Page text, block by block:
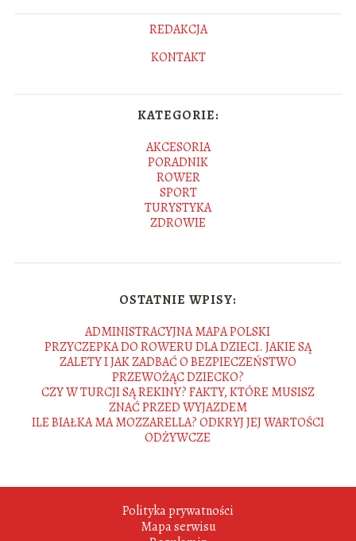
REDAKCJA
KONTAKT
KATEGORIE:
AKCESORIA
PORADNIK
ROWER
SPORT
TURYSTYKA
ZDROWIE
OSTATNIE WPISY:
ADMINISTRACYJNA MAPA POLSKI
PRZYCZEPKA DO ROWERU DLA DZIECI. JAKIE SĄ
ZALETY I JAK ZADBAĆ O BEZPIECZEŃSTWO
PRZEWOŻĄC DZIECKO?
CZY W TURCJI SĄ REKINY? FAKTY, KTÓRE MUSISZ
ZNAĆ PRZED WYJAZDEM
ILE BIAŁKA MA MOZZARELLA? ODKRYJ JEJ WARTOŚCI
ODŻYWCZE
Polityka prywatności
Mapa serwisu